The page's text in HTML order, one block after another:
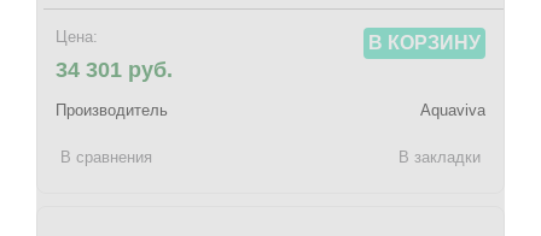
Цена:
34 301 руб.
В КОРЗИНУ
Производитель Aquaviva
В сравнения В закладки